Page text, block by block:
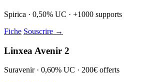
Spirica · 0,50% UC · +1000 supports
Fiche Souscrire →
Linxea Avenir 2
Suravenir · 0,60% UC · 200€ offerts